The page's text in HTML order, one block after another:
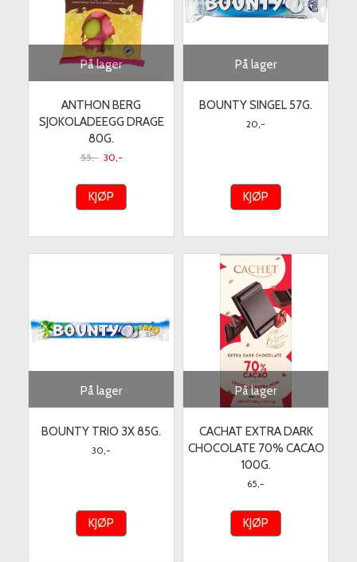
På lager
ANTHON BERG
SJOKOLADEEGG DRAGE
80G.
55,- 30,-
KJØP
På lager
BOUNTY SINGEL 57G.
20,-
KJØP
På lager
BOUNTY TRIO 3X 85G.
30,-
KJØP
På lager
CACHAT EXTRA DARK
CHOCOLATE 70% CACAO
100G.
65,-
KJØP